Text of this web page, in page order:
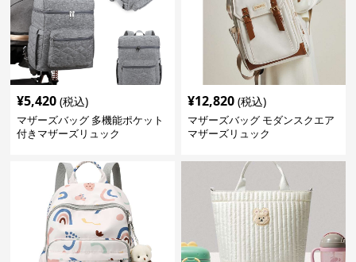
¥5,420 (税込)
マザーズバッグ 多機能ポケット
付きマザーズリュック
¥12,820 (税込)
マザーズバッグ モダンスクエア
マザーズリュック